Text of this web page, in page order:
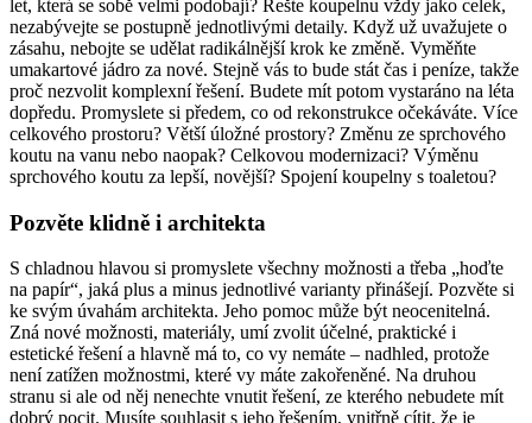
let, která se sobě velmi podobají? Řešte koupelnu vždy jako celek,
nezabývejte se postupně jednotlivými detaily. Když už uvažujete o
zásahu, nebojte se udělat radikálnější krok ke změně. Vyměňte
umakartové jádro za nové. Stejně vás to bude stát čas i peníze, takže
proč nezvolit komplexní řešení. Budete mít potom vystaráno na léta
dopředu. Promyslete si předem, co od rekonstrukce očekáváte. Více
celkového prostoru? Větší úložné prostory? Změnu ze sprchového
koutu na vanu nebo naopak? Celkovou modernizaci? Výměnu
sprchového koutu za lepší, novější? Spojení koupelny s toaletou?
Pozvěte klidně i architekta
S chladnou hlavou si promyslete všechny možnosti a třeba „hoďte
na papír“, jaká plus a minus jednotlivé varianty přinášejí. Pozvěte si
ke svým úvahám architekta. Jeho pomoc může být neocenitelná.
Zná nové možnosti, materiály, umí zvolit účelné, praktické i
estetické řešení a hlavně má to, co vy nemáte – nadhled, protože
není zatížen možnostmi, které vy máte zakořeněné. Na druhou
stranu si ale od něj nenechte vnutit řešení, ze kterého nebudete mít
dobrý pocit. Musíte souhlasit s jeho řešením, vnitřně cítit, že je